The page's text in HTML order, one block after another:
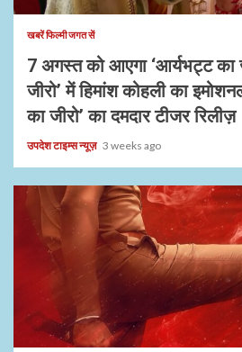
खबरें फिल्मी जगत सें
7 अगस्त को आएगा ‘आर्यभट्ट का
जीरो’ में हिमांश कोहली का
का जीरो’ का दमदार टीजर रिलीज़
उपदेश टाइम्स न्यूज़ 3 weeks ago